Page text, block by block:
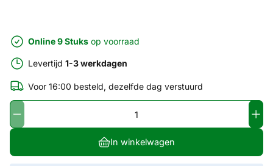
Online 9 Stuks op voorraad
Levertijd 1-3 werkdagen
Voor 16:00 besteld, dezelfde dag verstuurd
In winkelwagen